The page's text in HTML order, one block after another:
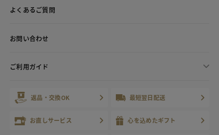
よくあるご質問
お問い合わせ
ご利用ガイド
返品・交換OK 最短翌日配送
お直しサービス 心を込めたギフト